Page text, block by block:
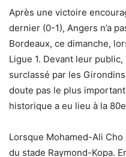
Après une victoire
dernier (0-1), Angers n’a
Bordeaux, ce dimanche,
Ligue 1. Devant leur
surclassé par les
doute pas le plus
historique a eu lieu à la
Lorsque Mohamed-Ali
du stade Raymond-Kopa.